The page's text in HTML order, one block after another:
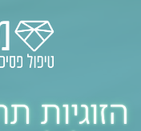
הזוגיות